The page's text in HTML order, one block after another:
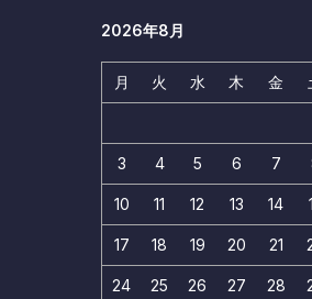
2026年8月
月 火 水 木 金
3 4 5 6 7
10 11 12 13 14
17 18 19 20 21
24 25 26 27 28